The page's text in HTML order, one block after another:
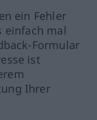
ein Fehler
einfach mal
Formular
ist
Ihrer